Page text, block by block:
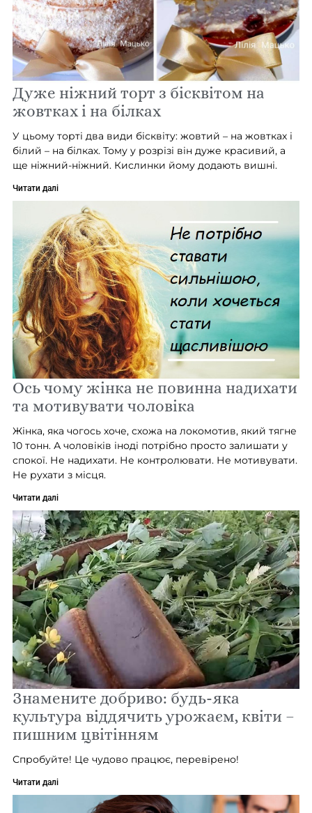
Дуже ніжний торт з бісквітом на
жовтках і на білках
У цьому торті два види бісквіту: жовтий – на жовтках і
білий – на білках. Тому у розрізі він дуже красивий, а
ще ніжний-ніжний. Кислинки йому додають вишні.
Читати далі
Ось чому жінка не повинна надихати
та мотивувати чоловіка
Жінка, яка чогось хоче, схожа на локомотив, який тягне
10 тонн. А чоловіків іноді потрібно просто залишати у
спокої. Не надихати. Не контролювати. Не мотивувати.
Не рухати з місця.
Читати далі
Знамените добриво: будь-яка
культура віддячить урожаєм, квіти –
пишним цвітінням
Спробуйте! Це чудово працює, перевірено!
Читати далі